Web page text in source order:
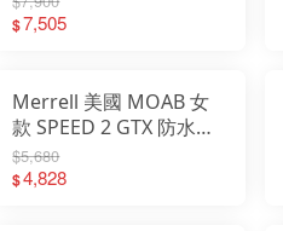
04731
$7,505
Merrell 美國 MOAB 女
款 SPEED 2 GTX 防水登
山健行鞋 ML00003621
$5,680
$4,828